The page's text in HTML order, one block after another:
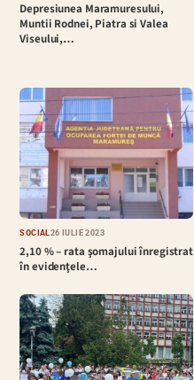
Depresiunea Maramuresului,
Muntii Rodnei, Piatra si Valea
Viseului,…
SOCIAL26 IULIE 2023
2,10 % – rata şomajului înregistrat
în evidenţele…